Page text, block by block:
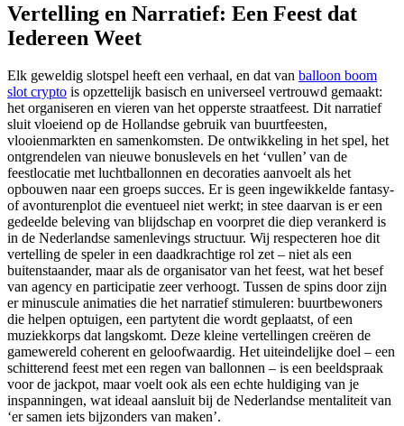
Vertelling en Narratief: Een Feest dat
Iedereen Weet
Elk geweldig slotspel heeft een verhaal, en dat van balloon boom
slot crypto is opzettelijk basisch en universeel vertrouwd gemaakt:
het organiseren en vieren van het opperste straatfeest. Dit narratief
sluit vloeiend op de Hollandse gebruik van buurtfeesten,
vlooienmarkten en samenkomsten. De ontwikkeling in het spel, het
ontgrendelen van nieuwe bonuslevels en het ‘vullen’ van de
feestlocatie met luchtballonnen en decoraties aanvoelt als het
opbouwen naar een groeps succes. Er is geen ingewikkelde fantasy-
of avonturenplot die eventueel niet werkt; in stee daarvan is er een
gedeelde beleving van blijdschap en voorpret die diep verankerd is
in de Nederlandse samenlevings structuur. Wij respecteren hoe dit
vertelling de speler in een daadkrachtige rol zet – niet als een
buitenstaander, maar als de organisator van het feest, wat het besef
van agency en participatie zeer verhoogt. Tussen de spins door zijn
er minuscule animaties die het narratief stimuleren: buurtbewoners
die helpen optuigen, een partytent die wordt geplaatst, of een
muziekkorps dat langskomt. Deze kleine vertellingen creëren de
gamewereld coherent en geloofwaardig. Het uiteindelijke doel – een
schitterend feest met een regen van ballonnen – is een beeldspraak
voor de jackpot, maar voelt ook als een echte huldiging van je
inspanningen, wat ideaal aansluit bij de Nederlandse mentaliteit van
‘er samen iets bijzonders van maken’.